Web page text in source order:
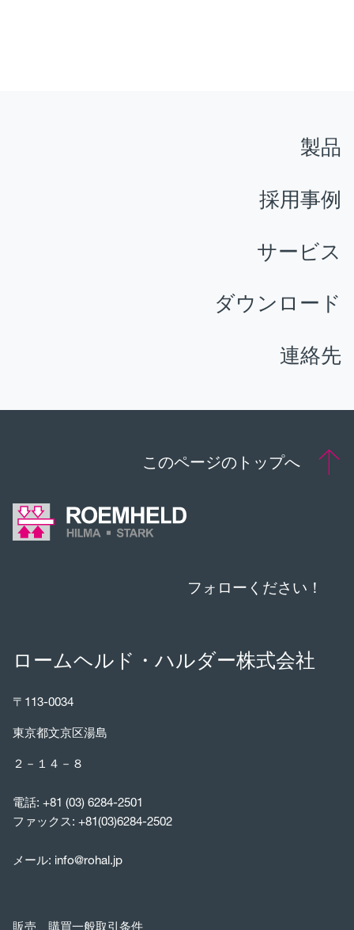
製品
採用事例
サービス
ダウンロード
連絡先
このページのトップへ
フォローください！
ロームヘルド・ハルダー株式会社
〒113-0034
東京都文京区湯島
２－１４－８
電話: +81 (03) 6284-2501
ファックス: +81(03)6284-2502
メール: info@rohal.jp
販売、購買一般取引条件